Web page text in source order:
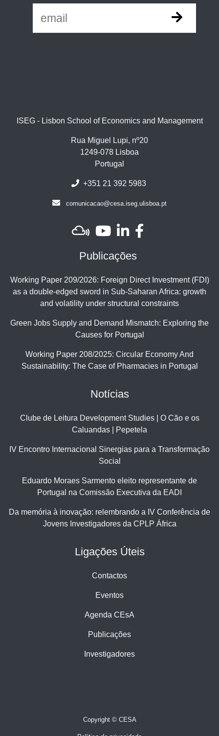
ISEG - Lisbon School of Economics and Management
Rua Miguel Lupi, nº20
1249-078 Lisboa
Portugal
+351 21 392 5983
comunicacao@cesa.iseg.ulisboa.pt
Publicações
Working Paper 209/2026: Foreign Direct Investment (FDI)
as a double-edged sword in Sub-Saharan Africa: growth
and volatility under structural constraints
Green Jobs Supply and Demand Mismatch: Exploring the
Causes for Portugal
Working Paper 208/2025: Circular Economy And
Sustainability: The Case of Pharmacies in Portugal
Notícias
Clube de Leitura Development Studies | O Cão e os
Caluandas | Pepetela
IV Encontro Internacional Sinergias para a Transformação
Social
Eduardo Moraes Sarmento eleito representante de
Portugal na Comissão Executiva da EADI
Da memória à inovação: relembrando a IV Conferência de
Jovens Investigadores da CPLP África
Ligações Úteis
Contactos
Eventos
Agenda CEsA
Publicações
Investigadores
Copyright © CESA